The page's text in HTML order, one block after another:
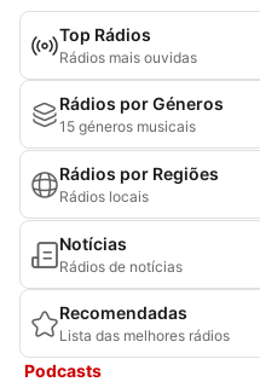
Top Rádios
Rádios mais ouvidas
Rádios por Géneros
15 géneros musicais
Rádios por Regiões
Rádios locais
Notícias
Rádios de notícias
Recomendadas
Lista das melhores rádios
Podcasts